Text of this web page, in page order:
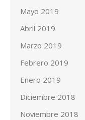
Mayo 2019
Abril 2019
Marzo 2019
Febrero 2019
Enero 2019
Diciembre 2018
Noviembre 2018